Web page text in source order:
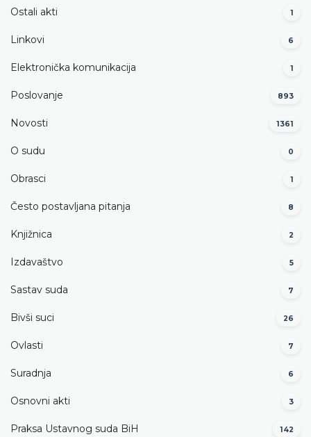
Ostali akti 1
Linkovi 6
Elektronička komunikacija 1
Poslovanje 893
Novosti 1361
O sudu 0
Obrasci 1
Često postavljana pitanja 8
Knjižnica 2
Izdavaštvo 5
Sastav suda 7
Bivši suci 26
Ovlasti 7
Suradnja 6
Osnovni akti 3
Praksa Ustavnog suda BiH 142